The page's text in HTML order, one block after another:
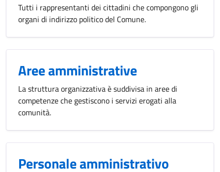
Tutti i rappresentanti dei cittadini che compongono gli
organi di indirizzo politico del Comune.
Aree amministrative
La struttura organizzativa è suddivisa in aree di
competenze che gestiscono i servizi erogati alla
comunità.
Personale amministrativo